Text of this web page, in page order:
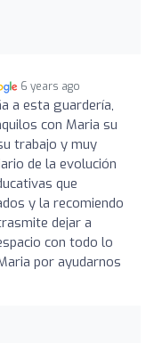
6 years ago
a esta guardería,
con Maria su
trabajo y muy
de la evolución
que
y la recomiendo
dejar a
con todo lo
por ayudarnos